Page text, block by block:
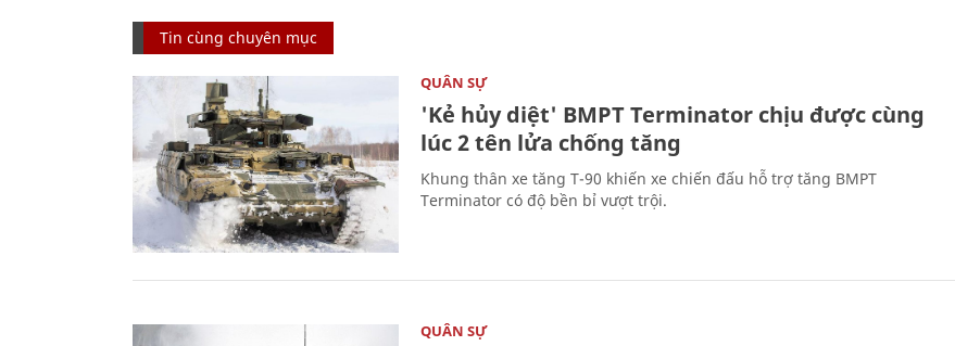
Tin cùng chuyên mục
QUÂN SỰ
'Kẻ hủy diệt' BMPT Terminator chịu được cùng
lúc 2 tên lửa chống tăng
Khung thân xe tăng T-90 khiến xe chiến đấu hỗ trợ tăng BMPT
Terminator có độ bền bỉ vượt trội.
QUÂN SỰ